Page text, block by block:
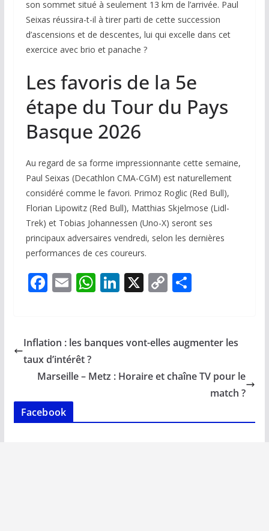
son sommet situé à seulement 13 km de l’arrivée. Paul
Seixas réussira-t-il à tirer parti de cette succession
d’ascensions et de descentes, lui qui excelle dans cet
exercice avec brio et panache ?
Les favoris de la 5e
étape du Tour du Pays
Basque 2026
Au regard de sa forme impressionnante cette semaine,
Paul Seixas (Decathlon CMA-CGM) est naturellement
considéré comme le favori. Primoz Roglic (Red Bull),
Florian Lipowitz (Red Bull), Matthias Skjelmose (Lidl-
Trek) et Tobias Johannessen (Uno-X) seront ses
principaux adversaires vendredi, selon les dernières
performances de ces coureurs.
F
b
o
o
k
E
l
W
s
p
Li
e
n
X C
y
n
P
g
Inflation : les banques vont-elles augmenter les
taux d’intérêt ?
Marseille – Metz : Horaire et chaîne TV pour le
match ?
Facebook